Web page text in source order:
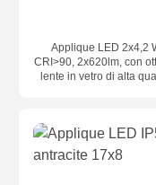
Applique LED 2x4,2
CRI>90, 2x620lm, con
lente in vetro di alta
massiccio, per
diretta e indiretta, adatta
uso interno ed esterno.